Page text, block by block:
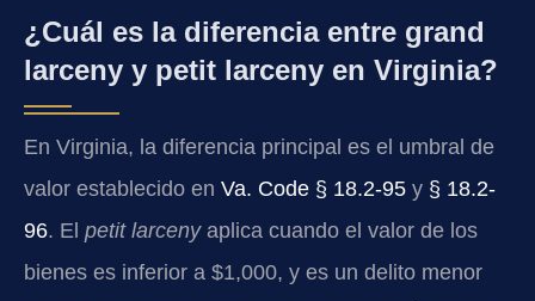
¿Cuál es la diferencia entre grand
larceny y petit larceny en Virginia?
En Virginia, la diferencia principal es el umbral de
valor establecido en Va. Code § 18.2-95 y § 18.2-
96. El petit larcenyaplica cuando el valor de los
bienes es inferior a $1,000, y es un delito menor